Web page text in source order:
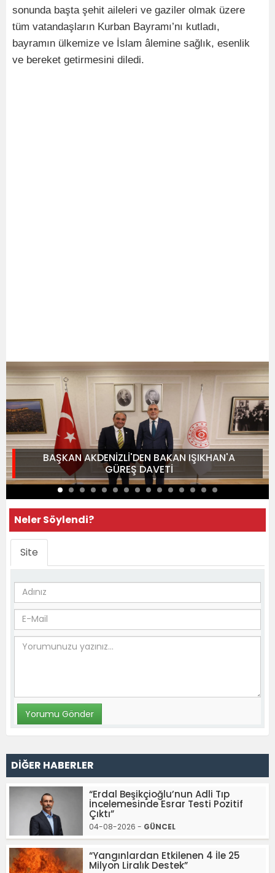
sonunda başta şehit aileleri ve gaziler olmak üzere
tüm vatandaşların Kurban Bayramı’nı kutladı,
bayramın ülkemize ve İslam âlemine sağlık, esenlik
ve bereket getirmesini diledi.
BAŞKAN AKDENİZLİ'DEN BAKAN IŞIKHAN'A
GÜREŞ DAVETİ
Neler Söylendi?
Site
DİĞER HABERLER
“Erdal Beşikçioğlu’nun Adli Tıp
İncelemesinde Esrar Testi Pozitif
Çıktı”
04-08-2026 - GÜNCEL
“Yangınlardan Etkilenen 4 İle 25
Milyon Liralık Destek”